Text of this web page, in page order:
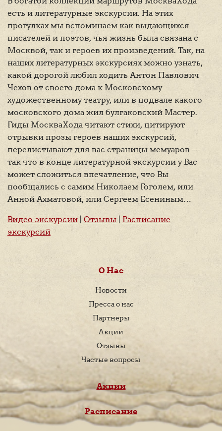
есть и литературные экскурсии. На этих
прогулках мы вспоминаем как выдающихся
писателей и поэтов, чья жизнь была связана с
Москвой, так и героев их произведений. Так, на
наших литературных экскурсиях можно узнать,
какой дорогой любил ходить Антон Павлович
Чехов от своего дома к Московскому
художественному театру, или в подвале какого
московского дома жил булгаковский Мастер.
Гиды МоскваХода читают стихи, цитируют
отрывки прозы героев наших экскурсий,
перелистывают для вас страницы мемуаров —
так что в конце литературной экскурсии у Вас
может сложиться впечатление, что Вы
пообщались с самим Николаем Гоголем, или
Анной Ахматовой, или Сергеем Есениным…
Видео экскурсии Отзывы
Расписание
экскурсий
О Нас
Новости
Пресса о нас
Партнеры
Акции
Отзывы
Частые вопросы
Акции
Расписание